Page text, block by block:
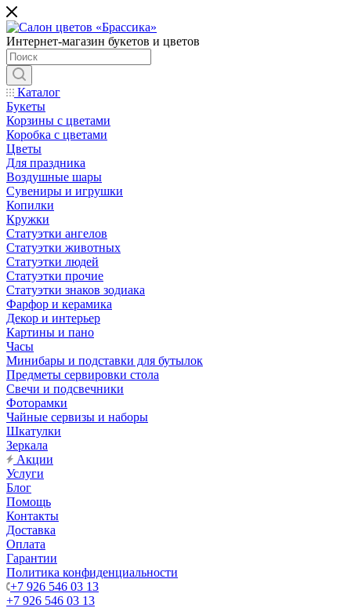
Интернет-магазин букетов и цветов
Каталог
Букеты
Корзины с цветами
Коробка с цветами
Цветы
Для праздника
Воздушные шары
Сувениры и игрушки
Копилки
Кружки
Статуэтки ангелов
Статуэтки животных
Статуэтки людей
Статуэтки прочие
Статуэтки знаков зодиака
Фарфор и керамика
Декор и интерьер
Картины и пано
Часы
Минибары и подставки для бутылок
Предметы сервировки стола
Свечи и подсвечники
Фоторамки
Чайные сервизы и наборы
Шкатулки
Зеркала
Акции
Услуги
Блог
Помощь
Контакты
Доставка
Оплата
Гарантии
Политика конфиденциальности
+7 926 546 03 13
+7 926 546 03 13